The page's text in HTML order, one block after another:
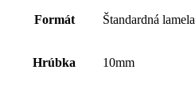
Formát Štandardná lamela
Hrúbka 10mm